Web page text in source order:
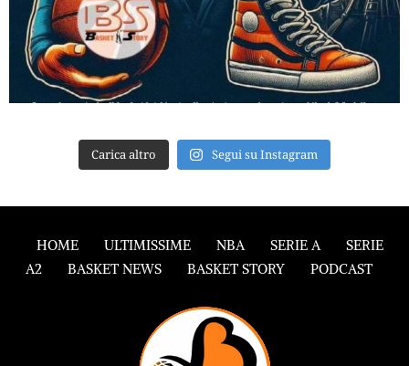
Carica altro Segui su Instagram
HOME ULTIMISSIME NBA SERIE A
SERIE
A2
BASKET NEWS BASKET STORY PODCAST